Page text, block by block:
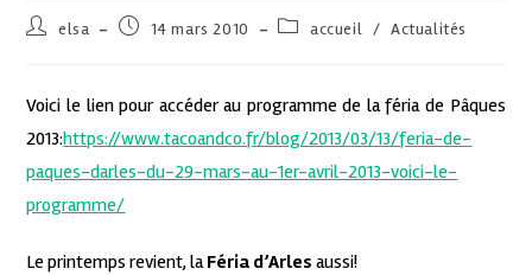
elsa 14 mars 2010 accueil / Actualités
Voici le lien pour accéder au programme de la féria de Pâques
2013:https://www.tacoandco.fr/blog/2013/03/13/feria-de-
paques-darles-du-29-mars-au-1er-avril-2013-voici-le-
programme/
Le printemps revient, laFéria d’Arles aussi!